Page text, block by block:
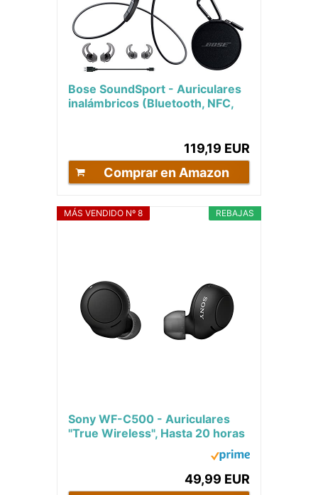
Bose SoundSport - Auriculares
inalámbricos (Bluetooth, NFC,
119,19 EUR
Comprar en Amazon
REBAJAS
MÁS VENDIDO Nº 8
Sony WF-C500 - Auriculares
"True Wireless", Hasta 20 horas
49,99 EUR